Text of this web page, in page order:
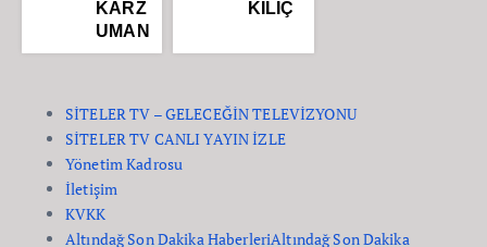
KARZ
UMAN
KILIÇ
SİTELER TV – GELECEĞİN TELEVİZYONU
SİTELER TV CANLI YAYIN İZLE
Yönetim Kadrosu
İletişim
KVKK
Altındağ Son Dakika HaberleriAltındağ Son Dakika